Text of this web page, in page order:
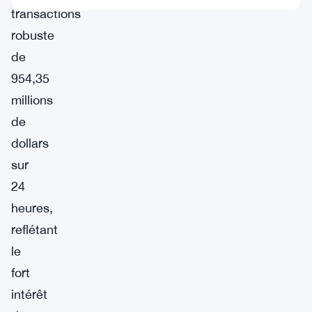
transactions
robuste
de
954,35
millions
de
dollars
sur
24
heures,
reflétant
le
fort
intérêt